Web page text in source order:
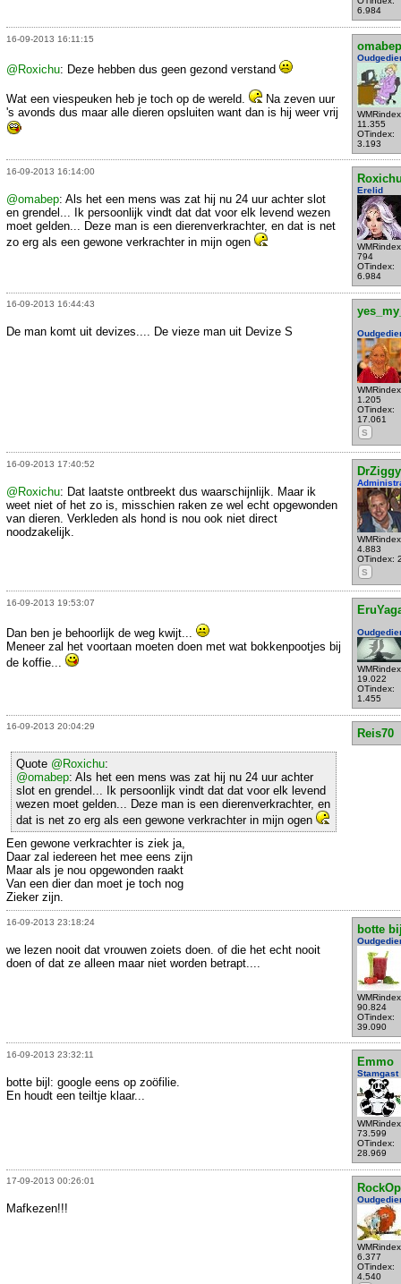
6.984
16-09-2013 16:11:15
omabep
11.355
OTindex:
3.193
@Roxichu: Deze hebben dus geen gezond verstand
Wat een viespeuken heb je toch op de wereld.
Na zeven uur
's avonds dus maar alle dieren opsluiten want dan is hij weer vrij
16-09-2013 16:14:00
Erelid
794
OTindex:
6.984
@omabep: Als het een mens was zat hij nu 24 uur achter slot
en grendel... Ik persoonlijk vindt dat dat voor elk levend wezen
moet gelden... Deze man is een dierenverkrachter, en dat is net
zo erg als een gewone verkrachter in mijn ogen
16-09-2013 16:44:43
1.205
OTindex:
17.061
S
De man komt uit devizes.... De vieze man uit Devize S
16-09-2013 17:40:52
DrZiggy
4.883
OTindex:
S
@Roxichu: Dat laatste ontbreekt dus waarschijnlijk. Maar ik
weet niet of het zo is, misschien raken ze wel echt opgewonden
van dieren. Verkleden als hond is nou ook niet direct
noodzakelijk.
16-09-2013 19:53:07
19.022
OTindex:
1.455
Dan ben je behoorlijk de weg kwijt...
Meneer zal het voortaan moeten doen met wat bokkenpootjes bij
de koffie...
16-09-2013 20:04:29
Reis70
Quote @Roxichu:
@omabep: Als het een mens was zat hij nu 24 uur achter
slot en grendel... Ik persoonlijk vindt dat dat voor elk levend
wezen moet gelden... Deze man is een dierenverkrachter, en
dat is net zo erg als een gewone verkrachter in mijn ogen
Een gewone verkrachter is ziek ja,
Daar zal iedereen het mee eens zijn
Maar als je nou opgewonden raakt
Van een dier dan moet je toch nog
Zieker zijn.
16-09-2013 23:18:24
botte
90.824
OTindex:
39.090
we lezen nooit dat vrouwen zoiets doen. of die het echt nooit
doen of dat ze alleen maar niet worden betrapt....
16-09-2013 23:32:11
Emmo
Stamgast
73.599
OTindex:
28.969
botte bijl: google eens op zoöfilie.
En houdt een teiltje klaar...
17-09-2013 00:26:01
6.377
OTindex:
4.540
Mafkezen!!!